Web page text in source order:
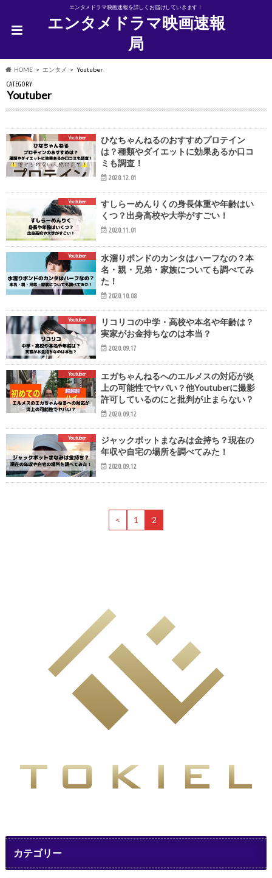
エンタメドラマ映画速報を詳しくお届けしていきます！
エンタメドラマ映画速報
局
HOME エンタメ Youtuber
CATEGORY
Youtuber
Youtuber
ひなちゃんねるのおすすめプロテイン
は？種類やダイエットに効果あるか口コ
ミも調査！
2020.12.01
Youtuber
すしらーめんりくの身長体重や年齢はい
くつ？出身高校や大学がすごい！
2020.11.01
Youtuber
水溜りボンドのカンタはハーフなの？本
名・親・兄弟・家族についても調べてみ
た！
2020.10.08
Youtuber
リコリコの中学・高校や本名や年齢は？
実家がお金持ちなのは本当？
2020.09.17
Youtuber
エガちゃんねるへのエルメスの対応が炎
上の可能性でヤバい？他Youtuberに撮影
許可しているのにと批判が止まらない？
2020.09.12
Youtuber
ジャックポットまなみは金持ち？現在の
年収や自宅の場所を調べてみた！
2020.09.12
< 1 2
カテゴリー